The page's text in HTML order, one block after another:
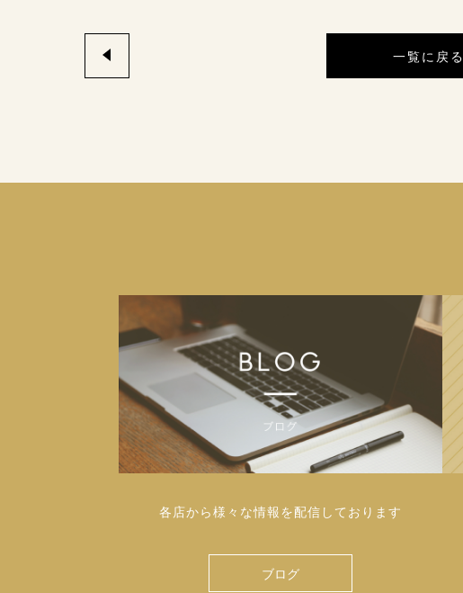
一覧に戻る
各店から様々な情報を配信しております
ブログ